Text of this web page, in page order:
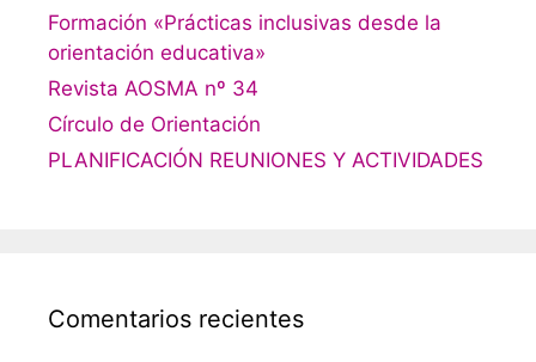
Formación «Prácticas inclusivas desde la
orientación educativa»
Revista AOSMA nº 34
Círculo de Orientación
PLANIFICACIÓN REUNIONES Y ACTIVIDADES
Comentarios recientes